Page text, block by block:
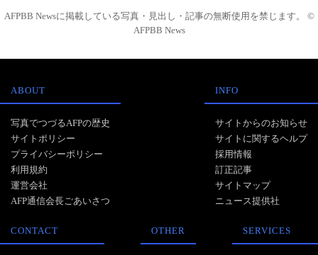
AFPBB Newsに掲載している写真・見出し・記事の無断使用を禁じます。 ©
AFPBB News
ABOUT
写真でつづるAFPの歴史
サイトポリシー
プライバシーポリシー
利用規約
運営会社
AFP通信会長ごあいさつ
INFO
サイトからのお知らせ
サイトに関するヘルプ
採用情報
訂正記事
サイトマップ
ニュース提供社
CONTACT OTHER SERVICES